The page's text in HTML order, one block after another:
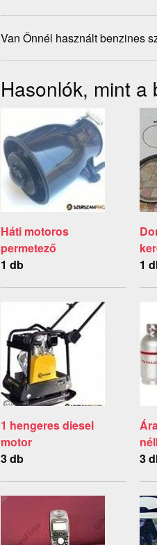
Van Önnél használt benzines
Hasonlók, mint a
Háti motoros
permetező
1 db
1
1 hengeres diesel
motor
3 db
3